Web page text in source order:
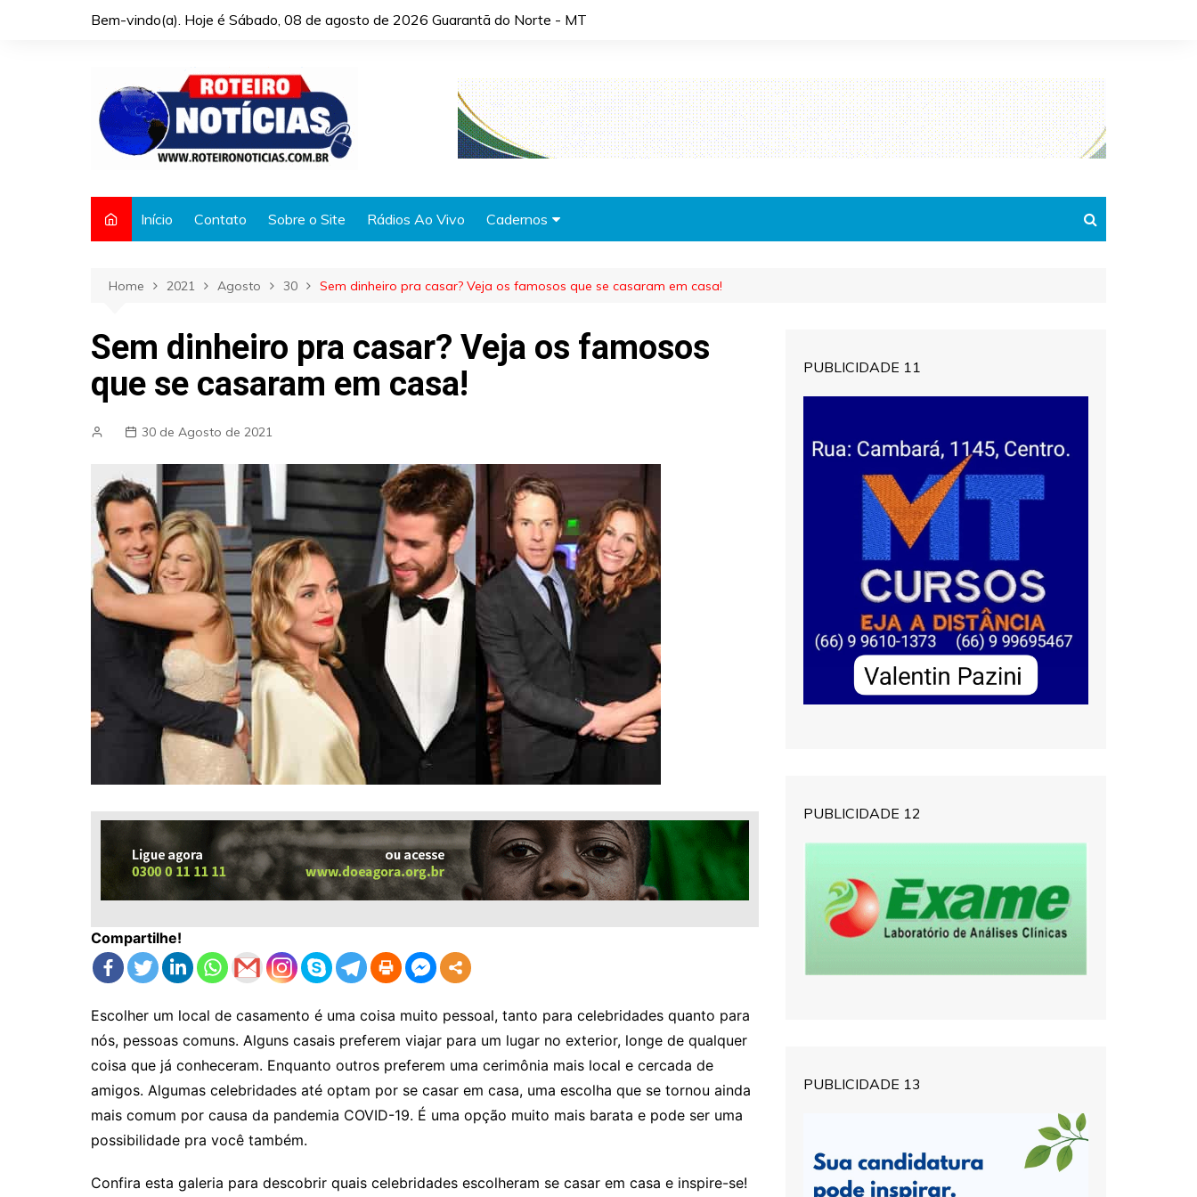
Bem-vindo(a). Hoje é Sábado, 08 de agosto de 2026 Guarantã do Norte - MT
Início Contato Sobre o Site Rádios Ao Vivo Cadernos
Automóveis
Cidades
Fama e TV
Justiça
Mundo
Política
Home 2021 Agosto 30 Sem dinheiro pra casar? Veja os famosos que se casaram em casa!
Sem dinheiro pra casar? Veja os famosos
que se casaram em casa!
30 de Agosto de 2021
Compartilhe!
Escolher um local de casamento é uma coisa muito pessoal, tanto para celebridades quanto para
nós, pessoas comuns. Alguns casais preferem viajar para um lugar no exterior, longe de qualquer
coisa que já conheceram. Enquanto outros preferem uma cerimônia mais local e cercada de
amigos. Algumas celebridades até optam por se casar em casa, uma escolha que se tornou ainda
mais comum por causa da pandemia COVID-19. É uma opção muito mais barata e pode ser uma
possibilidade pra você também.
Confira esta galeria para descobrir quais celebridades escolheram se casar em casa e inspire-se!
PUBLICIDADE 11
PUBLICIDADE 12
PUBLICIDADE 13